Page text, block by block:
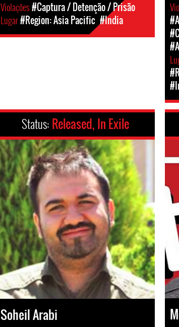
Violações#Captura / Detenção / Prisão
Lugar#Region: Asia Pacific #India
Status: Released, In Exile
Soheil Arabi